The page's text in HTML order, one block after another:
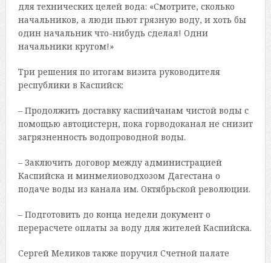
для технических целей вода: «Смотрите, сколько
начальников, а люди пьют грязную воду, и хоть бы
один начальник что-нибудь сделал! Одни
начальники кругом!»
Три решения по итогам визита руководителя
республики в Каспийск:
– Продолжить доставку каспийчанам чистой воды с
помощью автоцистерн, пока горводоканал не снизит
загрязненность водопроводной воды.
– Заключить договор между администрацией
Каспийска и минмелиоводхозом Дагестана о
подаче воды из канала им. Октябрьской революции.
– Подготовить до конца недели документ о
перерасчете оплаты за воду для жителей Каспийска.
Сергей Меликов также поручил Счетной палате